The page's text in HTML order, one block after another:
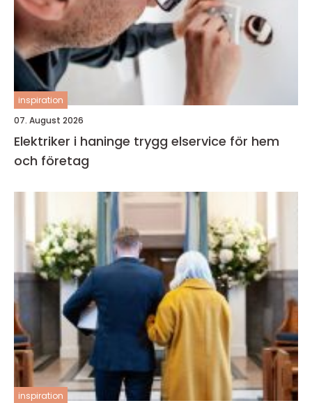
inspiration
07. August 2026
Elektriker i haninge trygg elservice för hem
och företag
inspiration